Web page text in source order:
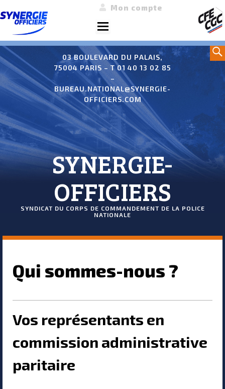
Aller
au
contenu
Menu
Mon compte
03 BOULEVARD DU PALAIS,
75004 PARIS – T 01 40 13 02 85
–
BUREAU.NATIONAL@SYNERGIE-
OFFICIERS.COM
SYNERGIE-
OFFICIERS
SYNDICAT DU CORPS DE COMMANDEMENT DE LA POLICE
NATIONALE
Qui sommes-nous ?
Vos représentants en
commission administrative
paritaire